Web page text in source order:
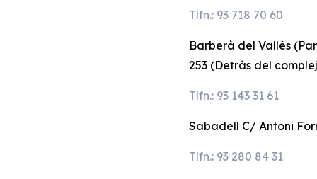
Tlfn.: 93 718 70 60
Barberà del Vallès
253 (Detrás del
Tlfn.: 93 143 31 61
Sabadell C/ Antoni
Tlfn.: 93 280 84 31